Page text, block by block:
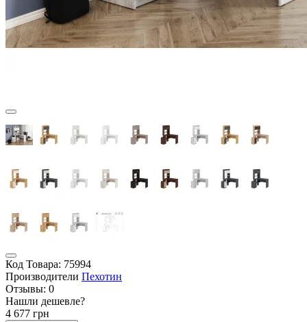
Код Товара: 75994
Производители Пехотин
Отзывы: 0
Нашли дешевле?
4 677 грн